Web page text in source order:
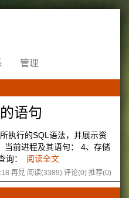
管理
语句
执行的SQL语法，并展示资
当前进程及其语句： 4、存储
询：
阅读全文
再見 阅读(3389) 评论(0) 推荐(0)